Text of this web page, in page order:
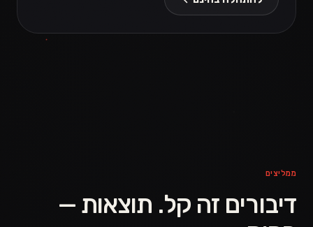
ממליצים
דיבורים זה קל. תוצאות —